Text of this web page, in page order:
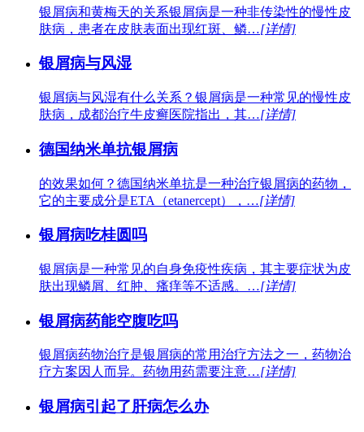
银屑病和黄梅天的关系银屑病是一种非传染性的慢性皮
肤病，患者在皮肤表面出现红斑、鳞…[详情]
银屑病与风湿
银屑病与风湿有什么关系？银屑病是一种常见的慢性皮
肤病，成都治疗牛皮癣医院指出，其…[详情]
德国纳米单抗银屑病
的效果如何？德国纳米单抗是一种治疗银屑病的药物，
它的主要成分是ETA（etanercept），…[详情]
银屑病吃桂圆吗
银屑病是一种常见的自身免疫性疾病，其主要症状为皮
肤出现鳞屑、红肿、瘙痒等不适感。…[详情]
银屑病药能空腹吃吗
银屑病药物治疗是银屑病的常用治疗方法之一，药物治
疗方案因人而异。药物用药需要注意…[详情]
银屑病引起了肝病怎么办